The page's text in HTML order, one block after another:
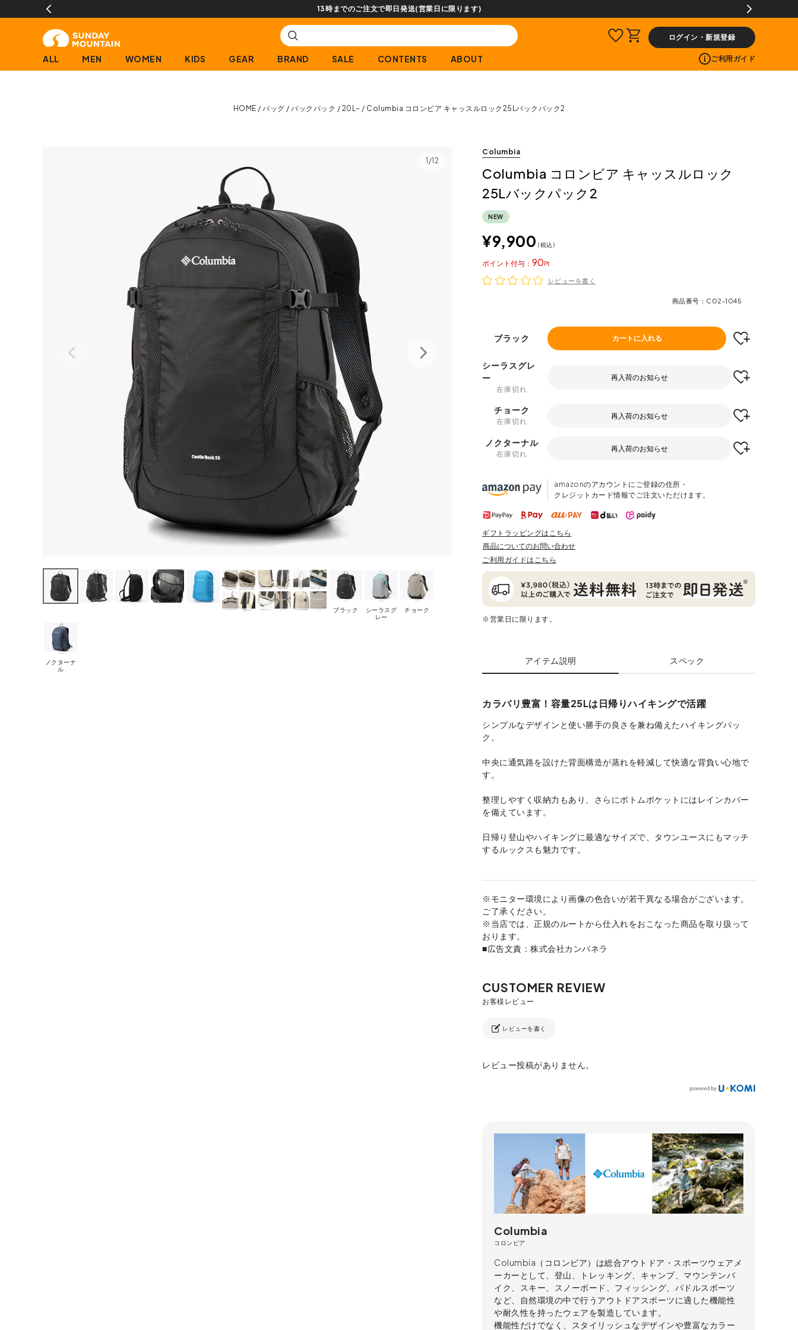
【会員限定】交換送料片道無料サービス
ログイン・新規登録
ALL MEN WOMEN KIDS GEAR BRAND SALE CONTENTS ABOUT ご利用ガイド
HOME バッグ バックパック 20L~ Columbia コロンビア キャッスルロック25Lバックパック2
1/12
ブラック
シーラスグ
レー
チョーク
ノクターナ
ル
Columbia
Columbia コロンビア キャッスルロック
25Lバックパック2
NEW
¥9,900 税込
90
ポイント
レビューを書く
商品番号 C02-1045
ブラック カートに入れる
シーラスグレ
ー
在庫切れ
再入荷のお知らせ
チョーク
在庫切れ
再入荷のお知らせ
ノクターナル
在庫切れ
再入荷のお知らせ
amazonのアカウントにご登録の住所・
クレジットカード情報でご注文いただけます。
ギフトラッピングはこちら
商品についてのお問い合わせ
ご利用ガイドはこちら
※営業日に限ります。
アイテム説明 スペック
カラバリ豊富！容量25Lは日帰りハイキングで活躍
シンプルなデザインと使い勝手の良さを兼ね備えたハイキングパッ
ク。
中央に通気路を設けた背面構造が蒸れを軽減して快適な背負い心地で
す。
整理しやすく収納力もあり、さらにボトムポケットにはレインカバー
を備えています。
日帰り登山やハイキングに最適なサイズで、タウンユースにもマッチ
するルックスも魅力です。
※モニター環境により画像の色合いが若干異なる場合がございます。
ご了承ください。
※当店では、正規のルートから仕入れをおこなった商品を取り扱って
おります。
■広告文責：株式会社カンパネラ
レビューを書く
レビュー投稿がありません。
Columbia
コロンビア
Columbia（コロンビア）は総合アウトドア・スポーツウェアメ
ーカーとして、登山、トレッキング、キャンプ、マウンテンバ
イク、スキー、スノーボード、フィッシング、パドルスポーツ
など、自然環境の中で行うアウトドアスポーツに適した機能性
や耐久性を持ったウェアを製造しています。
機能性だけでなく、スタイリッシュなデザインや豊富なカラー